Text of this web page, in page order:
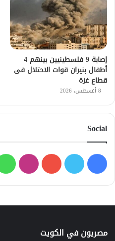
إصابة 9 فلسطينيين بينهم 4
أطفال بنيران قوات الاحتلال فى
قطاع غزة
8 أغسطس، 2026
Social
فيسبوك
تويتر يوتيوب
مصريون في الكويت